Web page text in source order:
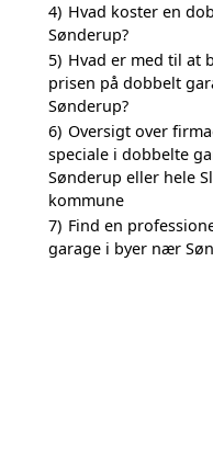
4) Hvad koster en
Sønderup?
5) Hvad er med til at
prisen på dobbelt
Sønderup?
6) Oversigt over
speciale i dobbelte
Sønderup eller hele
kommune
7) Find en
garage i byer nær